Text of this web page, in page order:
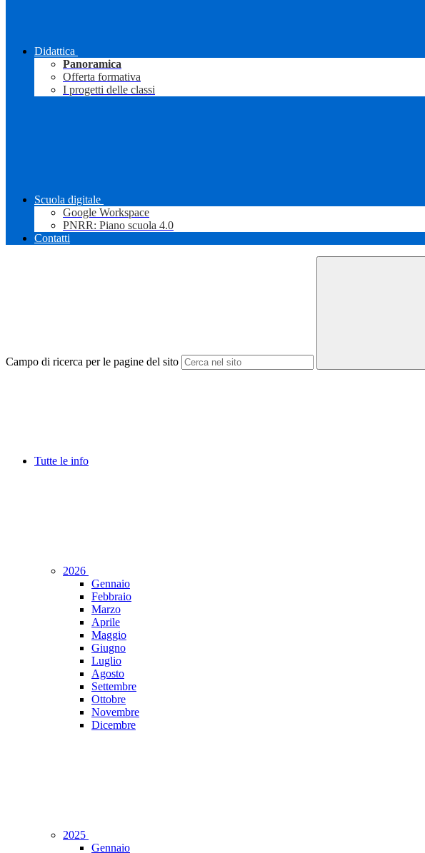
Didattica
Panoramica
Offerta formativa
I progetti delle classi
Scuola digitale
Google Workspace
PNRR: Piano scuola 4.0
Contatti
Campo di ricerca per le pagine del sito
Tutte le info
2026
Gennaio
Febbraio
Marzo
Aprile
Maggio
Giugno
Luglio
Agosto
Settembre
Ottobre
Novembre
Dicembre
2025
Gennaio